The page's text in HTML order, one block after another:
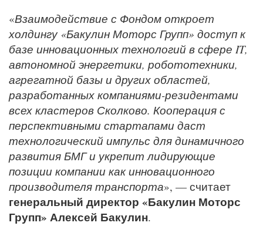
«Взаимодействие с Фондом откроет
холдингу «Бакулин Моторс Групп» доступ к
базе инновационных технологий в сфере IT,
автономной энергетики, робототехники,
агрегатной базы и других областей,
разработанных компаниями-резидентами
всех кластеров Сколково. Кооперация с
перспективными стартапами даст
технологический импульс для динамичного
развития БМГ и укрепит лидирующие
позиции компании как инновационного
производителя транспорта», — считает
генеральный директор «Бакулин Моторс
Групп» Алексей Бакулин.